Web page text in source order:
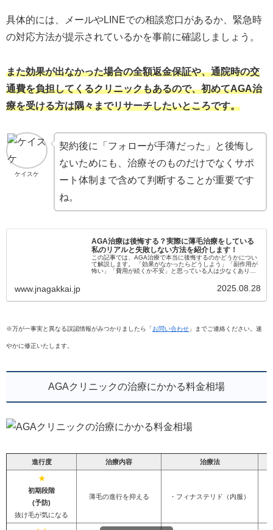
具体的には、メールやLINEでの相談窓口があるか、緊急時
の対応方法が提示されているかを事前に確認しましょう。
また効果が出なかった場合の全額返金保証や、通院時の交
通費を負担してくるクリニックもあるので、初めてAGA治
療を受ける方は隅々までリサーチしたいところです。
ケイスケ
契約後に「フォローが手薄だった」と後悔し
ないためにも、治療そのものだけでなくサポ
ート体制まで含めて判断することが重要です
ね。
AGA治療は後悔する？実際に薄毛治療をしている
私のリアルと失敗しない方法を紹介します！
この記事では、AGA治療で本当に後悔するのかどうかについ
て解説します。 「効果がなかったらどうしよう」「副作用が
怖い」「費用が続くか不安」と思っている人は少なくありま
www.jnagakkai.jp 2025.08.28
※万が一事実と異なる誤認情報がみつかりましたら「お問い合わせ 」までご連絡ください。速
やかに修正いたします。
AGAクリニックの治療にかかる料金相場
進行度 治療内容 治療法
★
初期段階
(予防)
抜け毛が気になる
薄毛の進行を抑える
・フィナステリド（内服）